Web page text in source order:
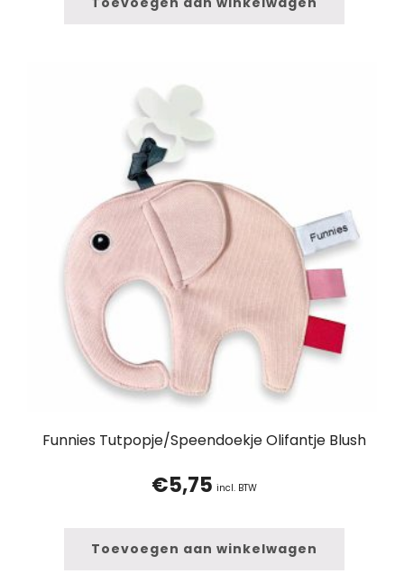
Funnies Tutpopje/Speendoekje Olifantje Blush
€5,75 incl. BTW
Toevoegen aan winkelwagen